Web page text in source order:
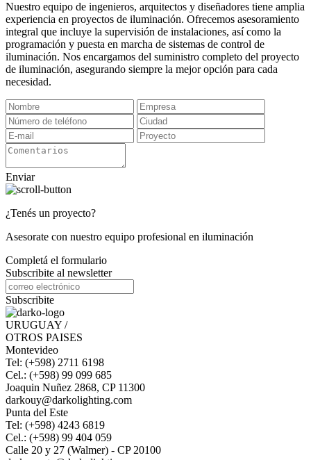
Nuestro equipo de ingenieros, arquitectos y diseñadores tiene amplia
experiencia en proyectos de iluminación. Ofrecemos asesoramiento
integral que incluye la supervisión de instalaciones, así como la
programación y puesta en marcha de sistemas de control de
iluminación. Nos encargamos del suministro completo del proyecto
de iluminación, asegurando siempre la mejor opción para cada
necesidad.
Enviar
¿Tenés un proyecto?
Asesorate con nuestro equipo profesional en iluminación
Completá el formulario
Subscribite al newsletter
Subscribite
URUGUAY /
OTROS PAISES
Montevideo
Tel: (+598) 2711 6198
Cel.: (+598) 99 099 685
Joaquin Nuñez 2868, CP 11300
darkouy@darkolighting.com
Punta del Este
Tel: (+598) 4243 6819
Cel.: (+598) 99 404 059
Calle 20 y 27 (Walmer) - CP 20100